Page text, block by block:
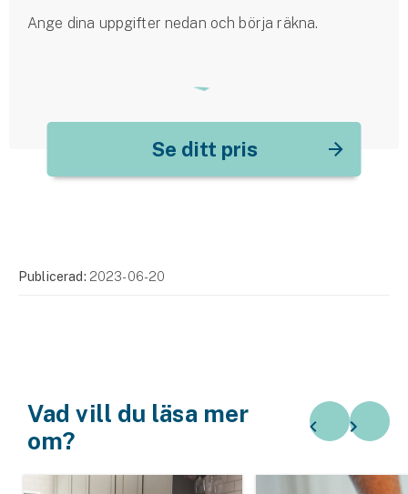
Ange dina uppgifter nedan och börja räkna.
Se ditt pris
Publicerad: 2023-06-20
Vad vill du läsa mer
om?